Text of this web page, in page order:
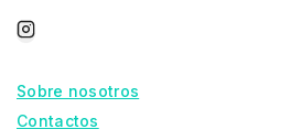
Sobre nosotros
Contactos